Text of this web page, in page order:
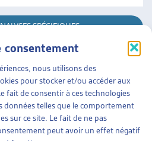
consentement
nous utilisons des
pour stocker et/ou accéder aux
fait de consentir à ces technologies
données telles que le comportement
sur ce site. Le fait de ne pas
peut avoir un effet négatif
SPÉCIFIQUES
DE RÉFORME
Conseil fédéral a transmis
des prestations
AI (PC). S’agissant des revenus